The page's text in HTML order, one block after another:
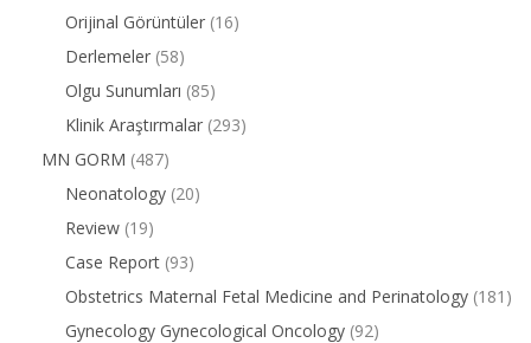
Orijinal Görüntüler (16)
Derlemeler (58)
Olgu Sunumları (85)
Klinik Araştırmalar (293)
MN GORM (487)
Neonatology (20)
Review (19)
Case Report (93)
Obstetrics Maternal Fetal Medicine and Perinatology (181)
Gynecology Gynecological Oncology (92)